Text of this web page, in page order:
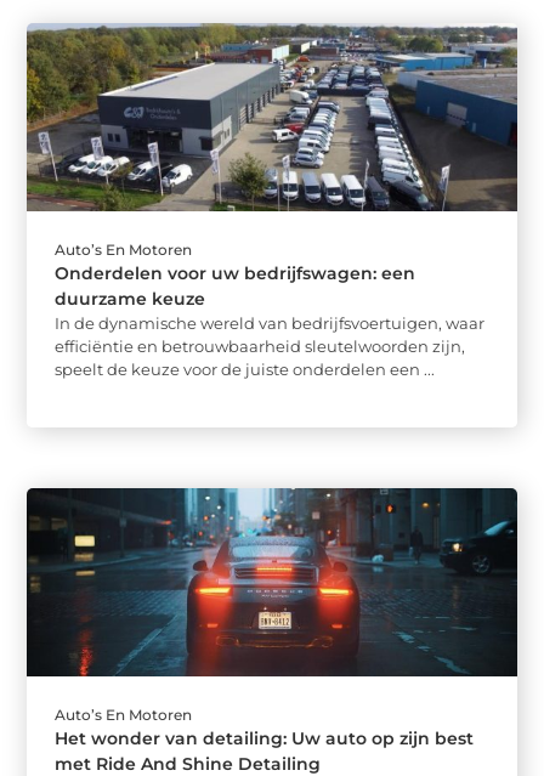
Auto’s En Motoren
Onderdelen voor uw bedrijfswagen: een
duurzame keuze
In de dynamische wereld van bedrijfsvoertuigen, waar
efficiëntie en betrouwbaarheid sleutelwoorden zijn,
speelt de keuze voor de juiste onderdelen een ...
Auto’s En Motoren
Het wonder van detailing: Uw auto op zijn best
met Ride And Shine Detailing